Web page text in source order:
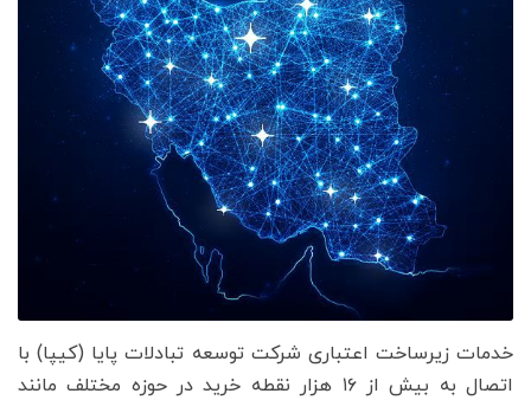
خدمات زیرساخت اعتباری شرکت توسعه تبادلات پایا (کیپا) با
اتصال به بیش از ۱۶ هزار نقطه خرید در حوزه مختلف مانند